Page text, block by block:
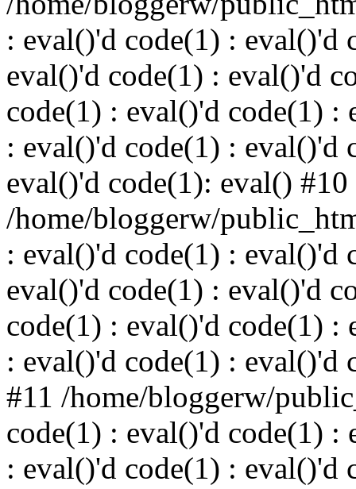
: eval()'d code(1) : eval()'d
eval()'d code(1) : eval()'d
code(1) : eval()'d code(1) :
: eval()'d code(1) : eval()'d
eval()'d code(1): eval() #10
/home/bloggerw/
: eval()'d code(1) : eval()'d
eval()'d code(1) : eval()'d
code(1) : eval()'d code(1) :
: eval()'d code(1) : eval()'d
#11 /home/bloggerw/
code(1) : eval()'d code(1) :
: eval()'d code(1) : eval()'d